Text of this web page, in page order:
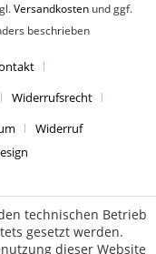
Versandkosten und ggf.
beschrieben
Widerrufsrecht
Widerruf
technischen Betrieb
gesetzt werden.
dieser Website